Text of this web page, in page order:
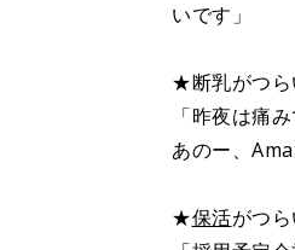
いです」
★断乳がつら
「昨夜は痛
あのー、
★保活がつら